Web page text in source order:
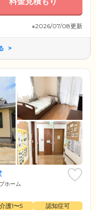
※2026/07/08更新
ホーム
護1〜5
認知症可